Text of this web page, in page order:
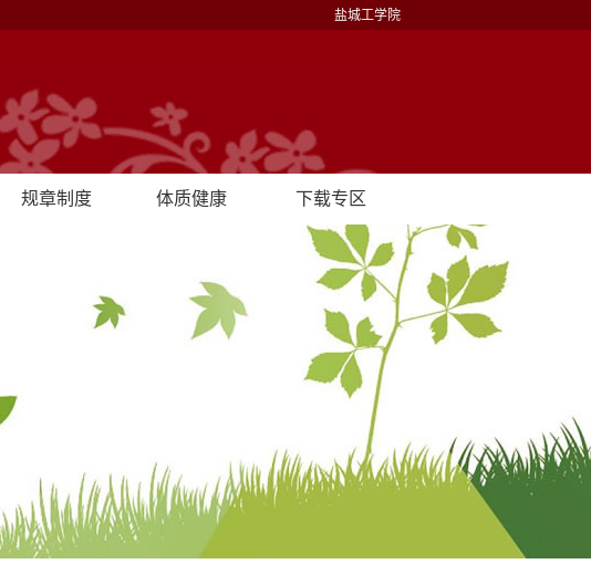
盐城工学院
规章制度 体质健康 下载专区